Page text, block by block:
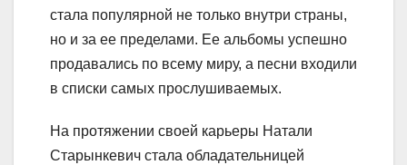
стала популярной не только внутри страны,
но и за ее пределами. Ее альбомы успешно
продавались по всему миру, а песни входили
в списки самых прослушиваемых.
На протяжении своей карьеры Натали
Старынкевич стала обладательницей